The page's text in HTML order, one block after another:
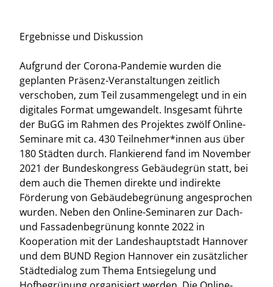
Ergebnisse und Diskussion
Aufgrund der Corona-Pandemie wurden die
geplanten Präsenz-Veranstaltungen zeitlich
verschoben, zum Teil zusammengelegt und in ein
digitales Format umgewandelt. Insgesamt führte
der BuGG im Rahmen des Projektes zwölf Online-
Seminare mit ca. 430 Teilnehmer*innen aus über
180 Städten durch. Flankierend fand im November
2021 der Bundeskongress Gebäudegrün statt, bei
dem auch die Themen direkte und indirekte
Förderung von Gebäudebegrünung angesprochen
wurden. Neben den Online-Seminaren zur Dach-
und Fassadenbegrünung konnte 2022 in
Kooperation mit der Landeshauptstadt Hannover
und dem BUND Region Hannover ein zusätzlicher
Städtedialog zum Thema Entsiegelung und